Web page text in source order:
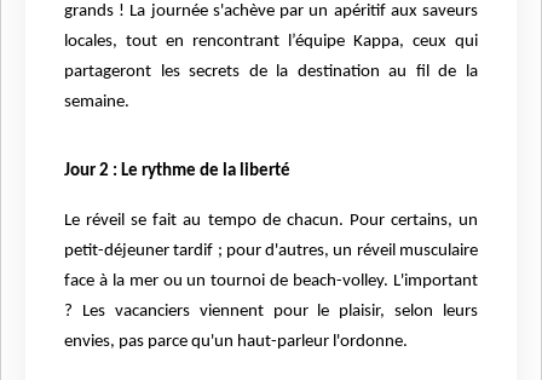
grands ! La journée s'achève par un apéritif aux saveurs
locales, tout en rencontrant l’équipe Kappa, ceux qui
partageront les secrets de la destination au fil de la
semaine.
Jour 2 : Le rythme de la liberté
Le réveil se fait au tempo de chacun. Pour certains, un
petit-déjeuner tardif ; pour d'autres, un réveil musculaire
face à la mer ou un tournoi de beach-volley. L'important
? Les vacanciers viennent pour le plaisir, selon leurs
envies, pas parce qu'un haut-parleur l'ordonne.